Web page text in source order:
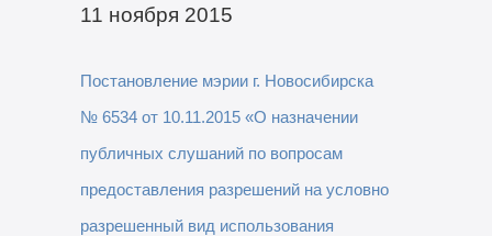
11 ноября 2015
Постановление мэрии г. Новосибирска
№ 6534 от 10.11.2015 «О назначении
публичных слушаний по вопросам
предоставления разрешений на условно
разрешенный вид использования